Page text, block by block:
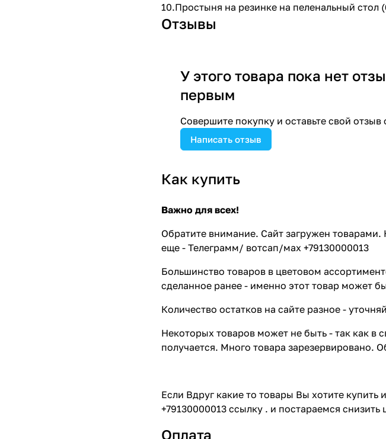
10.Простыня на резинке на пеленальный стол
Отзывы
У этого товара пока нет
первым
Совершите покупку и оставьте свой отзыв
Написать отзыв
Как купить
Важно для всех!
Обратите внимание. Сайт загружен
еще - Телеграмм/ вотсап/мах +79130000013
Большинство товаров в цветовом
сделанное ранее - именно этот товар может
Количество остатков на сайте разное -
Некоторых товаров может не быть - так как в
получается. Много товара зарезервировано.
Если Вдруг какие то товары Вы хотите
+79130000013 ссылку . и постараемся снизить
Оплата